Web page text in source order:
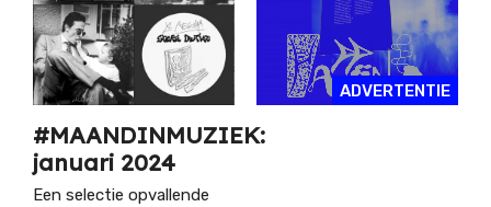
#MAANDINMUZIEK:
januari 2024
Een selectie opvallende
ADVERTENTIE